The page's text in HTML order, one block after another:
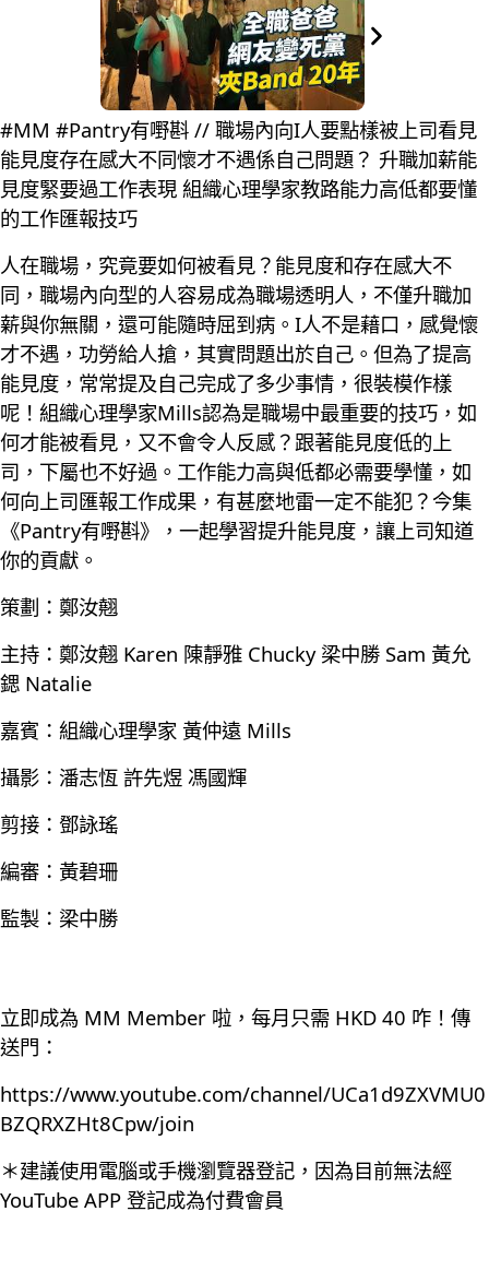
#MM #Pantry有嘢斟 // 職場內向I人要點樣被上司看見
能見度存在感大不同懷才不遇係自己問題？ 升職加薪能
見度緊要過工作表現 組織心理學家教路能力高低都要懂
的工作匯報技巧
人在職場，究竟要如何被看見？能見度和存在感大不
同，職場內向型的人容易成為職場透明人，不僅升職加
薪與你無關，還可能隨時屈到病。I人不是藉口，感覺懷
才不遇，功勞給人搶，其實問題出於自己。但為了提高
能見度，常常提及自己完成了多少事情，很裝模作樣
呢！組織心理學家Mills認為是職場中最重要的技巧，如
何才能被看見，又不會令人反感？跟著能見度低的上
司，下屬也不好過。工作能力高與低都必需要學懂，如
何向上司匯報工作成果，有甚麼地雷一定不能犯？今集
《Pantry有嘢斟》，一起學習提升能見度，讓上司知道
你的貢獻。
策劃：鄭汝翹
主持：鄭汝翹 Karen 陳靜雅 Chucky 梁中勝 Sam 黃允
鍶 Natalie
嘉賓：組織心理學家 黃仲遠 Mills
攝影：潘志恆 許先煜 馮國輝
剪接：鄧詠瑤
編審：黃碧珊
監製：梁中勝
立即成為 MM Member 啦，每月只需 HKD 40 咋！傳
送門：
https://www.youtube.com/channel/UCa1d9ZXVMU0
BZQRXZHt8Cpw/join
＊建議使用電腦或手機瀏覽器登記，因為目前無法經
YouTube APP 登記成為付費會員